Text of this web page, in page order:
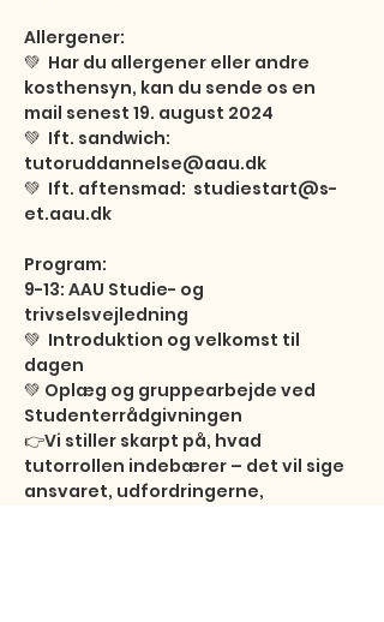
Allergener:
💚  Har du allergener eller andre
kosthensyn, kan du sende os en
mail senest 19. august 2024
💚  Ift. sandwich:
tutoruddannelse@aau.dk
💚  Ift. aftensmad:  studiestart@s-
et.aau.dk
Program:
9-13: AAU Studie- og
trivselsvejledning
💚  Introduktion og velkomst til
dagen
💚 Oplæg og gruppearbejde ved
Studenterrådgivningen
👉Vi stiller skarpt på, hvad
tutorrollen indebærer – det vil sige
ansvaret, udfordringerne,